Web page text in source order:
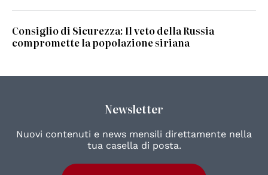
Consiglio di Sicurezza: Il veto della Russia
compromette la popolazione siriana
Newsletter
Nuovi contenuti e news mensili direttamente nella
tua casella di posta.